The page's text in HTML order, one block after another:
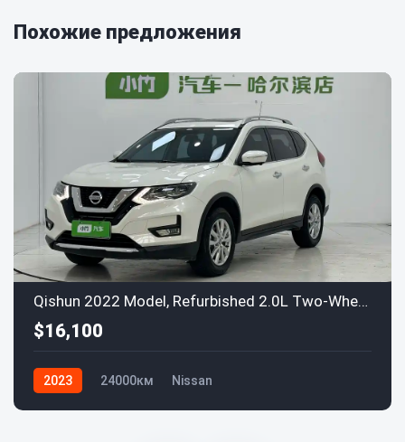
Похожие предложения
Qishun 2022 Model, Refurbished 2.0L Two-Wheel Drive ZhiLian ZhenXiang Edition
$16,100
2023 24000км Nissan